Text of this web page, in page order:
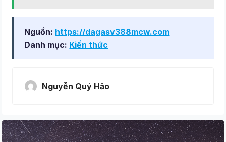
Nguồn: https://dagasv388mcw.com
Danh mục: Kiến thức
Nguyễn Quý Hảo